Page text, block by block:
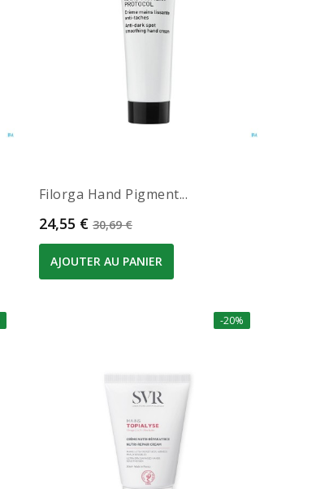
Filorga Hand Pigment...
Prix
24,55 € Prix de base
30,69 €
AJOUTER AU PANIER
-20%